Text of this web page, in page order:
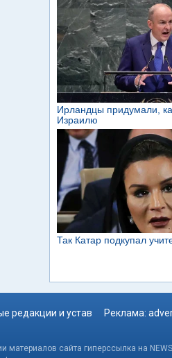
редакции и устав Реклама:
сайта гиперссылка на